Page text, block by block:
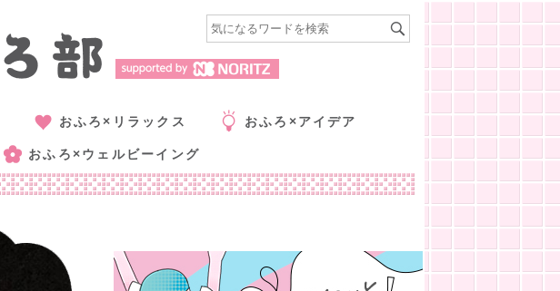
おふろ×リラックス おふろ×アイデア
おふろ×ウェルビーイング